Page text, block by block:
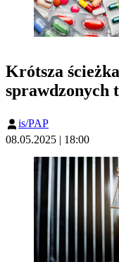
Krótsza
sprawdzonych
is/PAP
08.05.2025 | 18:00